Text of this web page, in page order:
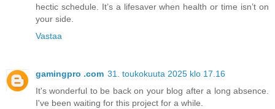
hectic schedule. It’s a lifesaver when health or time isn’t on
your side.
Vastaa
gamingpro .com 31. toukokuuta 2025 klo 17.16
It's wonderful to be back on your blog after a long absence.
I've been waiting for this project for a while.